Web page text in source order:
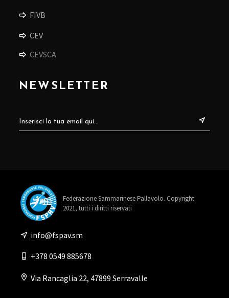
FIVB
CEV
CEVSCA
NEWSLETTER
Federazione Sammarinese Pallavolo. Copyright
2021, tutti i diritti riservati
info@fspav.sm
+378 0549 885678
Via Rancaglia 22, 47899 Serravalle